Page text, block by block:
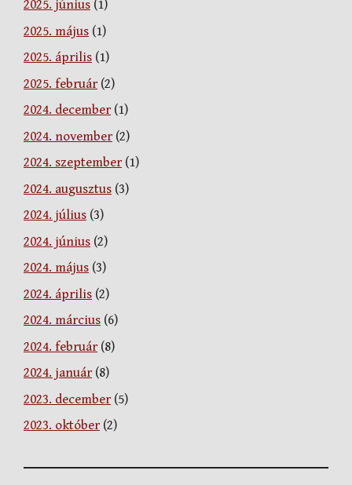
2025. június (1)
2025. május (1)
2025. április (1)
2025. február(2)
2024. december(1)
2024. november(2)
2024. szeptember(1)
2024. augusztus (3)
2024. július (3)
2024. június (2)
2024. május (3)
2024. április (2)
2024. március (6)
2024. február(8)
2024. január(8)
2023. december(5)
2023. október(2)